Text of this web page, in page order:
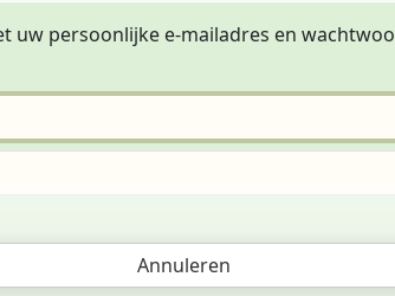
uw persoonlijke e-mailadres en
Annuleren